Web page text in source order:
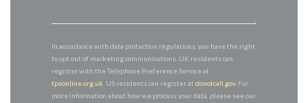
In accordance with data protection regulations, you have the right
to opt out of marketing communications. UK residents can
register with the Telephone Preference Service at
tpsonline.org.uk . US residents can register at donotcall.gov. For
more information about how we process your data, please see our